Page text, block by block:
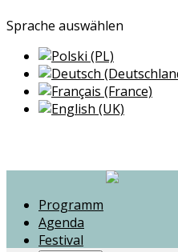
Sprache auswählen
Programm
Agenda
Festival